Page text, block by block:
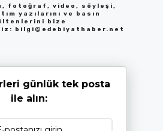
fotoğraf, video, söyleşi,
yazılarını ve basın
bize
bilgi@edebiyathaber.net
günlük tek posta
ile alın: